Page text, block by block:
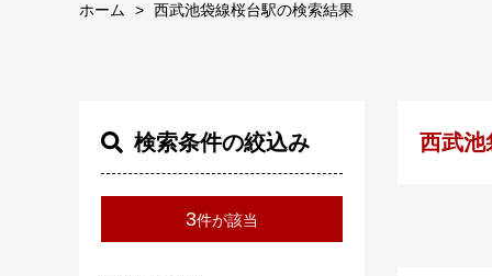
ホーム 西武池袋線桜台駅の検索結果
検索条件の絞込み
3件が該当
西武池